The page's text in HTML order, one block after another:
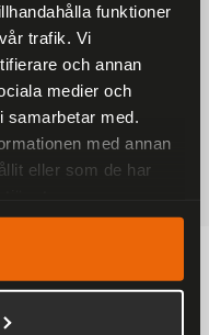
funktioner
trafik. Vi
och annan
medier och
med.
med annan
eller som de har
kr